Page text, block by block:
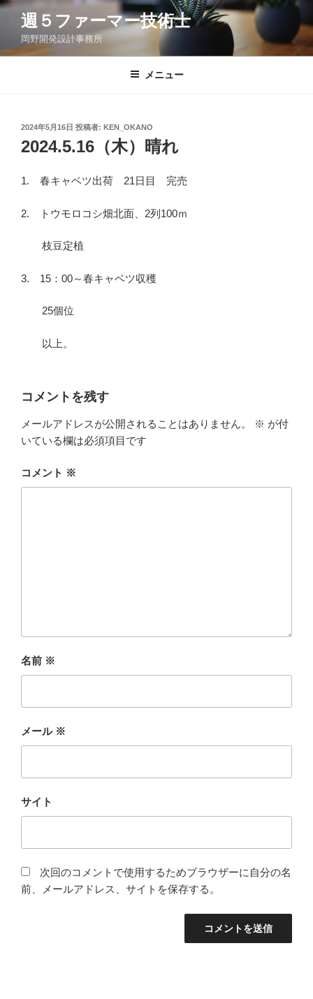
コ
ン
週５ファーマー技術士
岡野開発設計事務所
メニュー
投
稿
日:
2024年5月16日 投稿者: KEN_OKANO
2024.5.16（木）晴れ
1. 春キャベツ出荷 21日目 完売
2. トウモロコシ畑北面、2列100ｍ
枝豆定植
3. 15：00～春キャベツ収穫
25個位
以上。
コメントを残す
メールアドレスが公開されることはありません。 ※ が付
いている欄は必須項目です
コメント ※
名前 ※
メール ※
サイト
次回のコメントで使用するためブラウザーに自分の名
前、メールアドレス、サイトを保存する。